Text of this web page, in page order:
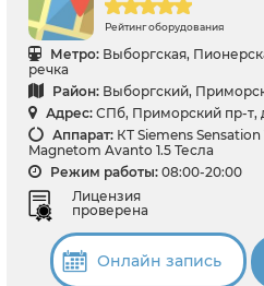
Рейтинг оборудования
Метро: Выборгская,
речка
Район: Выборгский,
Адрес: СПб, Приморский пр-т,
Аппарат: КТ Siemens
Magnetom Avanto 1.5 Тесла
Режим работы: 08:00-20:00
Лицензия
проверена
Онлайн запись